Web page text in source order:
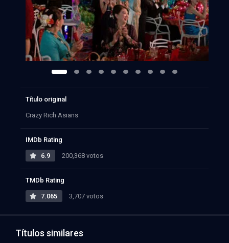
Título original
Crazy Rich Asians
IMDb Rating
6.9 200,368 votos
TMDb Rating
7.065 3,707 votos
Títulos similares